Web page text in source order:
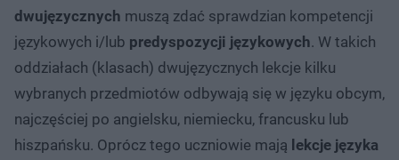
dwujęzycznych muszą zdać sprawdzian kompetencji
językowych i/lub predyspozycji językowych. W takich
oddziałach (klasach) dwujęzycznych lekcje kilku
wybranych przedmiotów odbywają się w języku obcym,
najczęściej po angielsku, niemiecku, francusku lub
hiszpańsku. Oprócz tego uczniowie mają lekcje języka